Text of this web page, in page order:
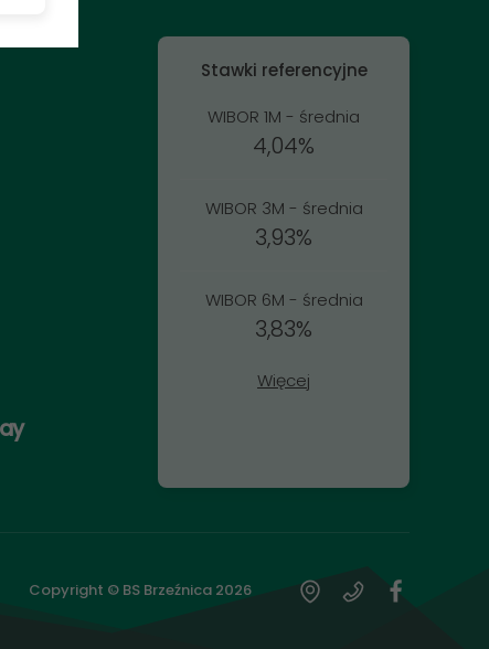
Stawki referencyjne
WIBOR 1M - średnia
4,04%
WIBOR 3M - średnia
3,93%
WIBOR 6M - średnia
3,83%
Więcej
Copyright © BS Brzeźnica 2026